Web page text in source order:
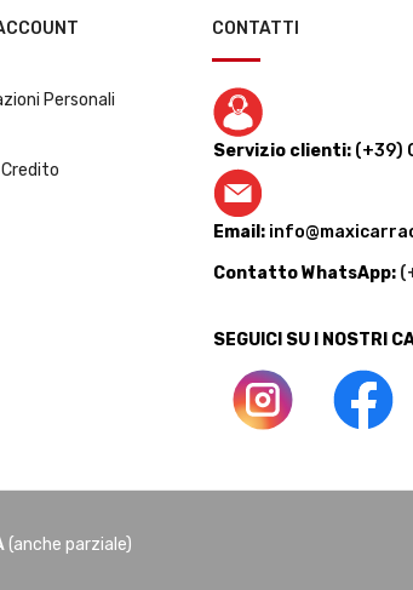
Personali
CONTATTI
Servizio clienti: (+39)
Email:
Contatto WhatsApp:
SEGUICI SU I NOSTRI
(anche parziale)